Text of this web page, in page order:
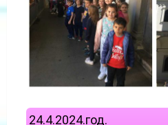
24.4.2024.год.